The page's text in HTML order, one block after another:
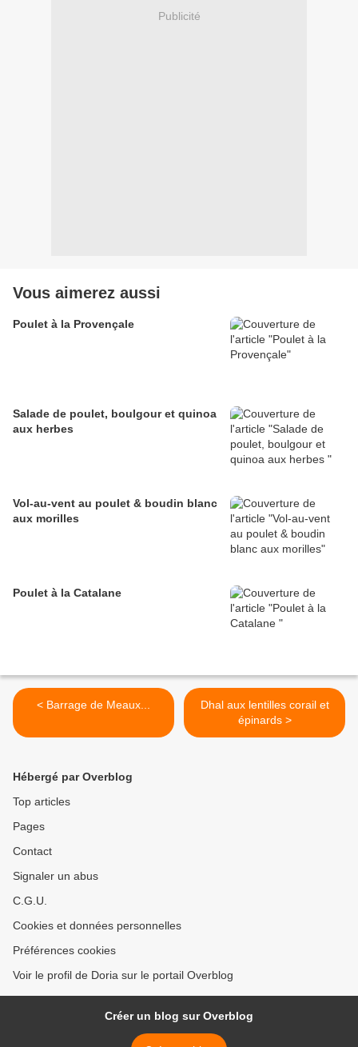
Publicité
Vous aimerez aussi
Poulet à la Provençale
Salade de poulet, boulgour et quinoa
aux herbes
Vol-au-vent au poulet & boudin blanc
aux morilles
Poulet à la Catalane
< Barrage de Meaux...
Dhal aux lentilles corail et
épinards >
Hébergé par Overblog
Top articles
Pages
Contact
Signaler un abus
C.G.U.
Cookies et données personnelles
Préférences cookies
Voir le profil de Doria sur le portail Overblog
Créer un blog sur Overblog